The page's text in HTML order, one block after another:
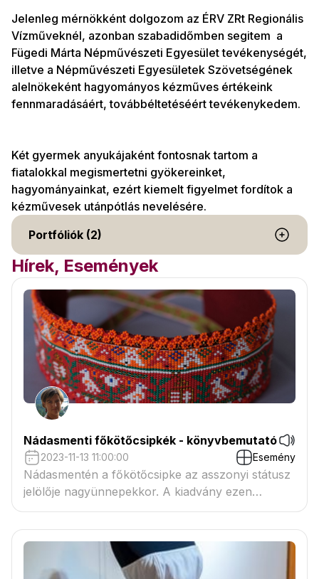
Jelenleg mérnökként dolgozom az ÉRV ZRt Regionális
Vízműveknél, azonban szabadidőmben segitem a
Fügedi Márta Népművészeti Egyesület tevékenységét,
illetve a Népművészeti Egyesületek Szövetségének
alelnökeként hagyományos kézműves értékeink
fennmaradásáért, továbbéltetéséért tevékenykedem.
Két gyermek anyukájaként fontosnak tartom a
fiatalokkal megismertetni gyökereinket,
hagyományainkat, ezért kiemelt figyelmet fordítok a
kézművesek utánpótlás nevelésére.
Portfóliók (2)
Hírek, Események
Nádasmenti főkötőcsipkék - könyvbemutató
2023-11-13 11:00:00 Esemény
Nádasmentén a főkötőcsipke az asszonyi státusz
jelölője nagyünnepekkor. A kiadvány ezen
ékszereket rendszerezi bemutatva a falvak
különböző díszítményeit.